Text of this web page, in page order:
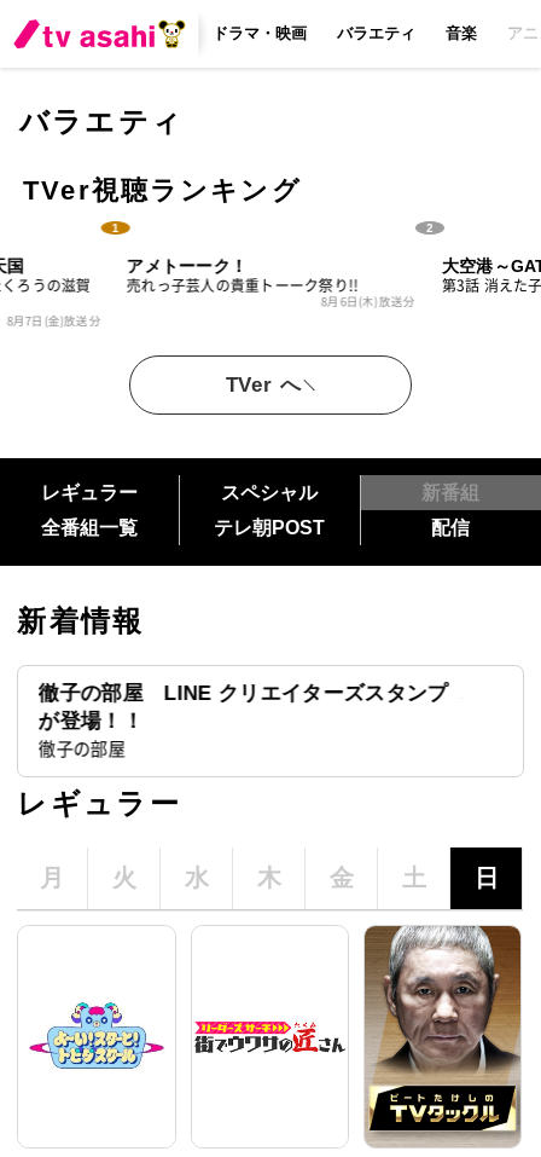
ドラマ・映画 バラエティ 音楽 ア
バラエティ
TVer視聴ランキング
国
ろうの滋賀
8月7日(金)放送分
1
アメトーーク！
売れっ子芸人の貴重トーーク祭り!!
8月6日(木)放送分
2
大空港～
第3話 消えた
TVer へ
レギュラー スペシャル
新番組
全番組一覧
テレ朝POST 配信
新着情報
徹子の部屋 LINE クリエイターズスタンプ
が登場！！
徹子の部屋
バラエ
レギュラー
月 火 水 木 金 土 日